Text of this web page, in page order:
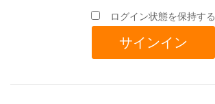
ログイン状態を保持する